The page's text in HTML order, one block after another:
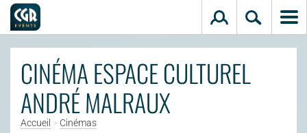
Aller au contenu principal
CINÉMA ESPACE CULTUREL
ANDRÉ MALRAUX
Accueil > Cinémas